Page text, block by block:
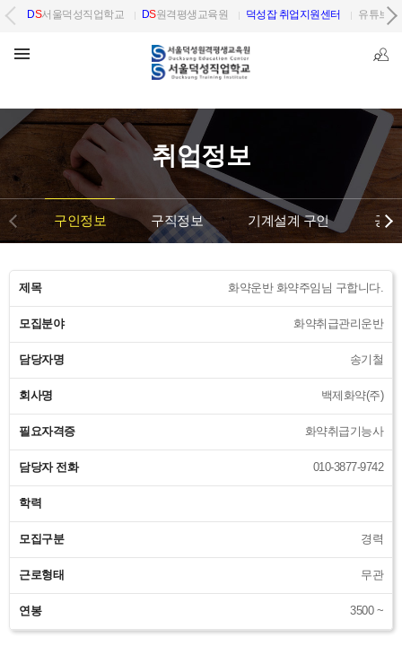
DS서울덕성직업학교 DS원격평생교육원 덕성잡 취업지원센터 유튜브
취업정보
구인정보 구직정보 기계설계 구인 공
제목 화약운반 화약주임님 구합니다.
모집분야 화약취급관리운반
담당자명 송기철
회사명 백제화약(주)
필요자격증 화약취급기능사
담당자 전화 010-3877-9742
학력
모집구분 경력
근로형태 무관
연봉 3500 ~